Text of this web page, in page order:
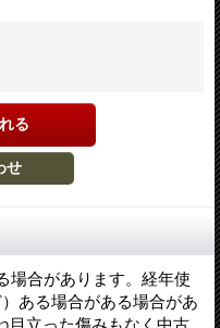
場合があります。経年使
ある場合がある場合があ